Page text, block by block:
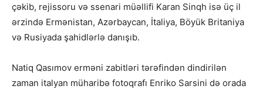
çəkib, rejissoru və ssenari müəllifi Karan Sinqh isə üç il
ərzində Ermənistan, Azərbaycan, İtaliya, Böyük Britaniya
və Rusiyada şahidlərlə danışıb.
Natiq Qasımov erməni zabitləri tərəfindən dindirilən
zaman italyan müharibə fotoqrafı Enriko Sarsini də orada